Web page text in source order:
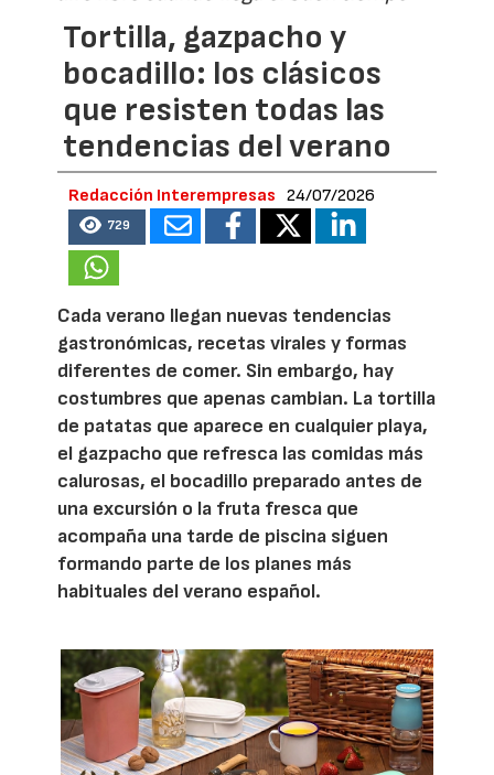
Tortilla, gazpacho y
bocadillo: los clásicos
que resisten todas las
tendencias del verano
Redacción Interempresas 24/07/2026
729
Cada verano llegan nuevas tendencias
gastronómicas, recetas virales y formas
diferentes de comer. Sin embargo, hay
costumbres que apenas cambian. La tortilla
de patatas que aparece en cualquier playa,
el gazpacho que refresca las comidas más
calurosas, el bocadillo preparado antes de
una excursión o la fruta fresca que
acompaña una tarde de piscina siguen
formando parte de los planes más
habituales del verano español.